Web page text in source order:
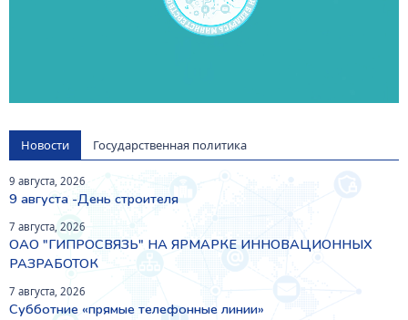
Новости Государственная политика
9 августа, 2026
9 августа -День строителя
7 августа, 2026
ОАО "ГИПРОСВЯЗЬ" НА ЯРМАРКЕ ИННОВАЦИОННЫХ
РАЗРАБОТОК
7 августа, 2026
Субботние «прямые телефонные линии»